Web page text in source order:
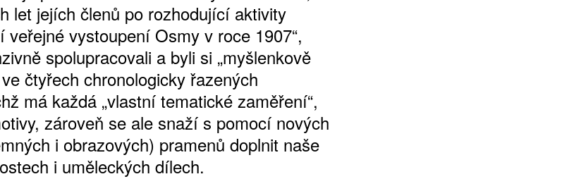
let jejích členů po rozhodující aktivity
vystoupení Osmy v roce 1907“,
spolupracovali a byli si „myšlenkově
čtyřech chronologicky řazených
má každá „vlastní tematické zaměření“,
zároveň se ale snaží s pomocí nových
i obrazových) pramenů doplnit naše
i uměleckých dílech.